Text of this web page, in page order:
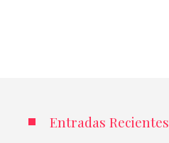
Entradas Recientes